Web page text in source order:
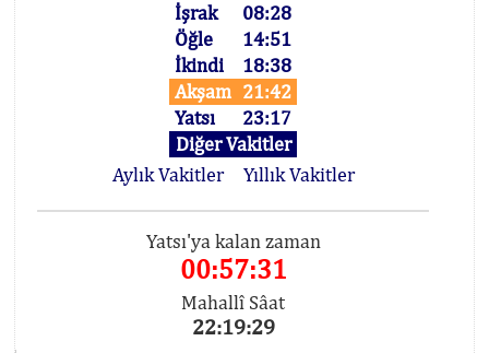
İşrak
08:28
Öğle
14:51
İkindi
18:38
Akşam 21:42
Yatsı
23:17
Diğer Vakitler
Aylık Vakitler
Yıllık Vakitler
Yatsı'ya kalan zaman
00:57:31
Mahallî Sâat
22:19:29